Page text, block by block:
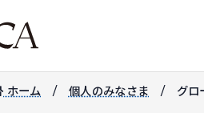
ホーム 個人のみなさま グロ